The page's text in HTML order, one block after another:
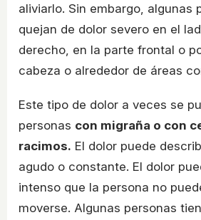
aliviarlo. Sin embargo, algunas
quejan de dolor severo en el
derecho, en la parte frontal o
cabeza o alrededor de áreas
Este tipo de dolor a veces se
personas con migraña o con
racimos. El dolor puede
agudo o constante. El dolor
intenso que la persona no
moverse. Algunas personas